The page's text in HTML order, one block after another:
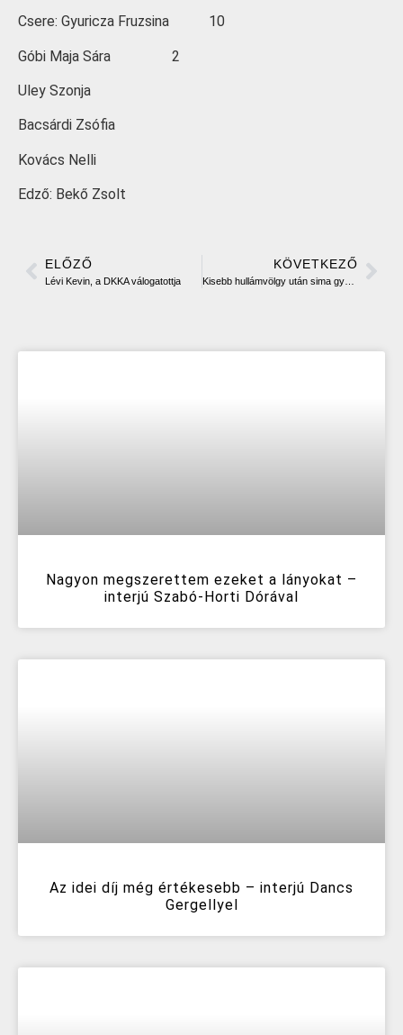
Csere: Gyuricza Fruzsina 10
Góbi Maja Sára 2
Uley Szonja
Bacsárdi Zsófia
Kovács Nelli
Edző: Bekő Zsolt
ELŐZŐ
Lévi Kevin, a DKKA válogatottja
KÖVETKEZŐ
Kisebb hullámvölgy után sima győzelem
Nagyon megszerettem ezeket a lányokat –
interjú Szabó-Horti Dórával
Az idei díj még értékesebb – interjú Dancs
Gergellyel